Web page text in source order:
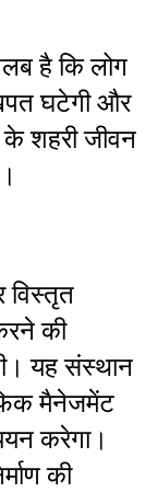
है कि लोग
घटेगी और
शहरी जीवन
विस्तृत
की
यह संस्थान
मैनेजमेंट
करेगा।
की